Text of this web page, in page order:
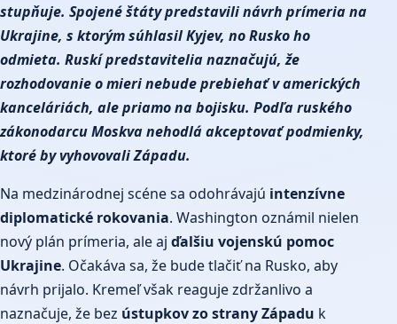
stupňuje. Spojené štáty predstavili návrh prímeria na
Ukrajine, s ktorým súhlasil Kyjev, no Rusko ho
odmieta. Ruskí predstavitelia naznačujú, že
rozhodovanie o mieri nebude prebiehať v amerických
kanceláriách, ale priamo na bojisku. Podľa ruského
zákonodarcu Moskva nehodlá akceptovať podmienky,
ktoré by vyhovovali Západu.
Na medzinárodnej scéne sa odohrávajú intenzívne
diplomatické rokovania. Washington oznámil nielen
nový plán prímeria, ale aj ďalšiu vojenskú pomoc
Ukrajine. Očakáva sa, že bude tlačiť na Rusko, aby
návrh prijalo. Kremeľ však reaguje zdržanlivo a
naznačuje, že bez ústupkov zo strany Západu k